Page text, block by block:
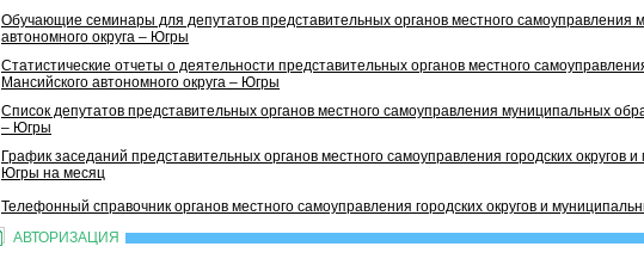
Обучающие семинары для депутатов представительных органов местного
автономного округа – Югры
Статистические отчеты о деятельности представительных органов местного
Мансийского автономного округа – Югры
Список депутатов представительных органов местного самоуправления муниципальных
– Югры
График заседаний представительных органов местного самоуправления городских округов
Югры на месяц
Телефонный справочник органов местного самоуправления городских округов и
АВТОРИЗАЦИЯ